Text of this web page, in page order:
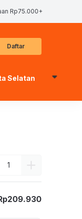
Rp75.000+
Daftar
Mainan
Selatan
209.930